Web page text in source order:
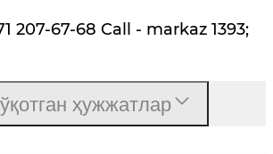
207-67-68 Call - markaz 1393;
ҳужжатлар